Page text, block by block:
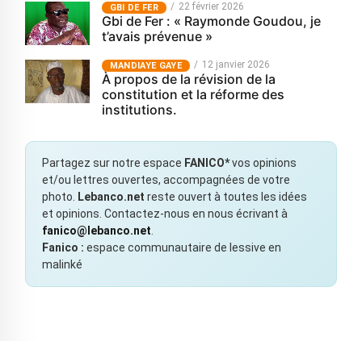
GBI DE FER 22 février 2026
Gbi de Fer : « Raymonde Goudou, je
t’avais prévenue »
MANDIAYE GAYE 12 janvier 2026
À propos de la révision de la
constitution et la réforme des
institutions.
Partagez sur notre espace FANICO*vos opinions
et/ou lettres ouvertes, accompagnées de votre
photo. Lebanco.net reste ouvert à toutes les idées
et opinions. Contactez-nous en nous écrivant à
fanico@lebanco.net.
Fanico : espace communautaire de lessive en
malinké